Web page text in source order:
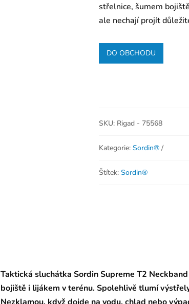
střelnice, šumem
ale nechají projít
DO OBCHODU
SKU: Rigad - 75568
Kategorie: Sordin®
Štítek: Sordin®
Taktická sluchátka Sordin Supreme T2
bojiště i lijákem v terénu. Spolehlivě tlumí